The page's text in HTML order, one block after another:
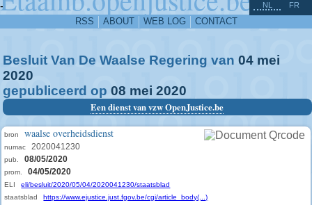
-
RSS ABOUT WEB LOG CONTACT
NL FR
Besluit Van De Waalse Regering van 04 mei
2020
gepubliceerd op 08 mei 2020
Een dienst van vzw OpenJustice.be
bron waalse overheidsdienst
numac 2020041230
pub. 08/05/2020
prom. 04/05/2020
ELI
eli/besluit/2020/05/04/2020041230/staatsblad
staatsblad
https://www.ejustice.just.fgov.be/cgi/article_body(...)
^